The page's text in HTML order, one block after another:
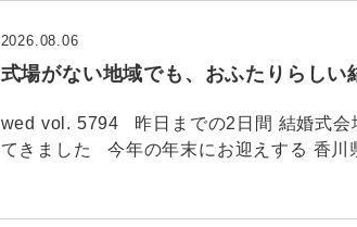
式場がない地域でも、おふたりらしい
2026.08.06
wed vol. 5794 昨日までの2日間 結婚式会
てきました 今年の年末にお迎えする 香川